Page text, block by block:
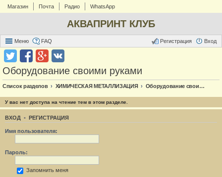
Магазин Почта Радио WhatsApp
АКВАПРИНТ КЛУБ
Меню FAQ Вход
Регистрация
Оборудование своими руками
Список разделов ХИМИЧЕСКАЯ МЕТАЛЛИЗАЦИЯ Оборудование своими руками
У вас нет доступа на чтение тем в этом разделе.
ВХОД • РЕГИСТРАЦИЯ
Имя пользователя:
Пароль:
Запомнить меня